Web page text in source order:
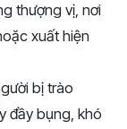
thượng vị, nơi
xuất hiện
bị trào
đầy bụng, khó